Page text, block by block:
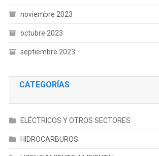
noviembre 2023
octubre 2023
septiembre 2023
CATEGORÍAS
ELÉCTRICOS Y OTROS SECTORES
HIDROCARBUROS